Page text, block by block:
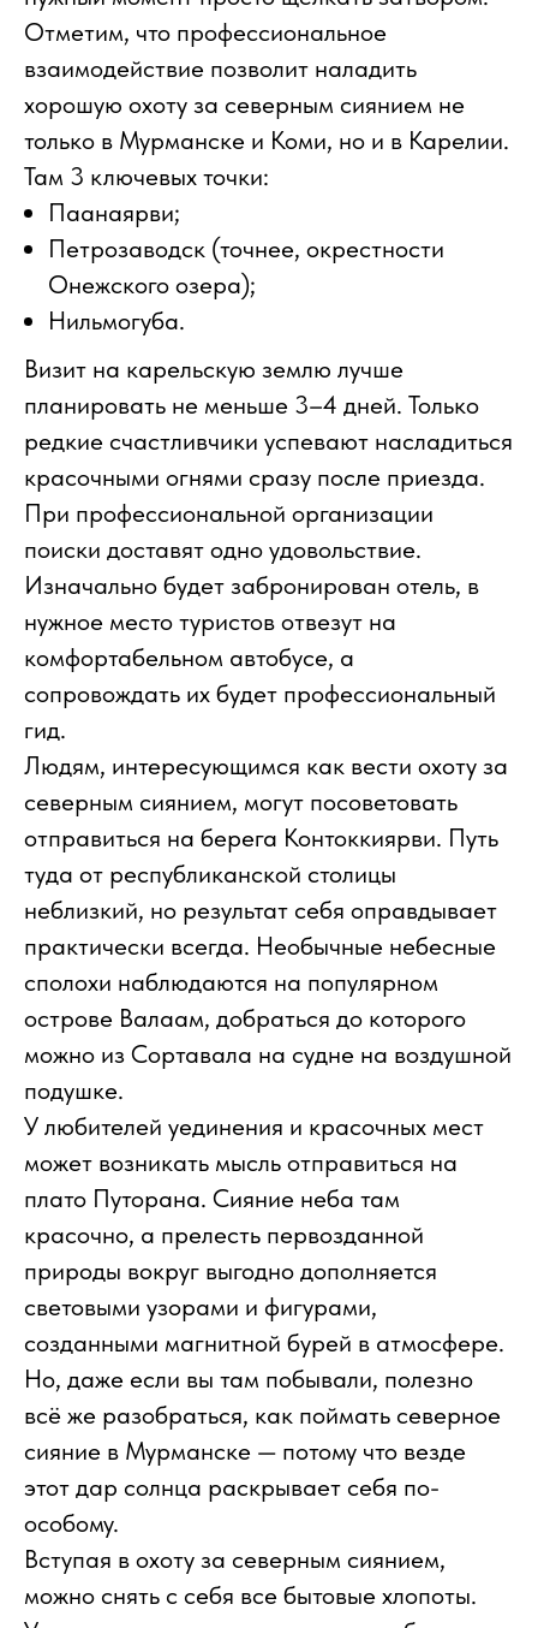
Отметим, что профессиональное
взаимодействие позволит наладить
хорошую охоту за северным сиянием не
только в Мурманске и Коми, но и в Карелии.
Там 3 ключевых точки:
Паанаярви;
Петрозаводск (точнее, окрестности
Онежского озера);
Нильмогуба.
Визит на карельскую землю лучше
планировать не меньше 3–4 дней. Только
редкие счастливчики успевают насладиться
красочными огнями сразу после приезда.
При профессиональной организации
поиски доставят одно удовольствие.
Изначально будет забронирован отель, в
нужное место туристов отвезут на
комфортабельном автобусе, а
сопровождать их будет профессиональный
гид.
Людям, интересующимся как вести охоту за
северным сиянием, могут посоветовать
отправиться на берега Контоккиярви. Путь
туда от республиканской столицы
неблизкий, но результат себя оправдывает
практически всегда. Необычные небесные
сполохи наблюдаются на популярном
острове Валаам, добраться до которого
можно из Сортавала на судне на воздушной
подушке.
У любителей уединения и красочных мест
может возникать мысль отправиться на
плато Путорана. Сияние неба там
красочно, а прелесть первозданной
природы вокруг выгодно дополняется
световыми узорами и фигурами,
созданными магнитной бурей в атмосфере.
Но, даже если вы там побывали, полезно
всё же разобраться, как поймать северное
сияние в Мурманске — потому что везде
этот дар солнца раскрывает себя по-
особому.
Вступая в охоту за северным сиянием,
можно снять с себя все бытовые хлопоты.